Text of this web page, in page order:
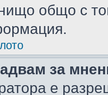
общо с
за
е